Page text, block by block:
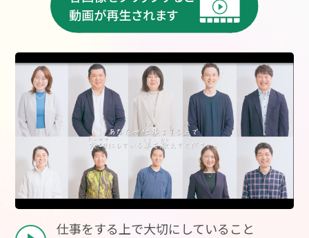
仕事をする上で大切にしていること